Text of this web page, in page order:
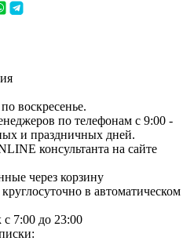
воскресенье.
по телефонам с 9:00 -
и праздничных дней.
консультанта на сайте
через корзину
в автоматическом
с 7:00 до 23:00